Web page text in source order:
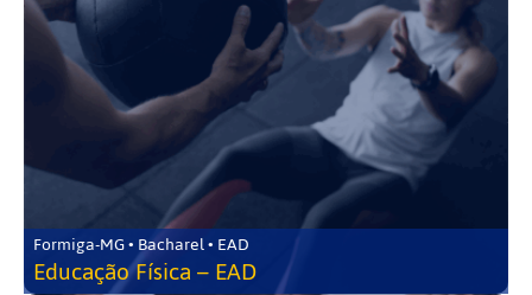
Formiga-MG • Bacharel • EAD
Educação Física – EAD